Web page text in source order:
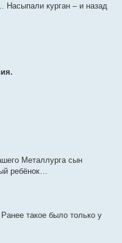
Насыпали курган – и назад
Металлурга сын
ребёнок…
такое было только у